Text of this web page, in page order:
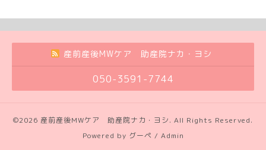
産前産後MWケア 助産院ナカ・ヨシ
050-3591-7744
©2026 産前産後MWケア 助産院ナカ・ヨシ. All Rights Reserved.
Powered by グーペ / Admin